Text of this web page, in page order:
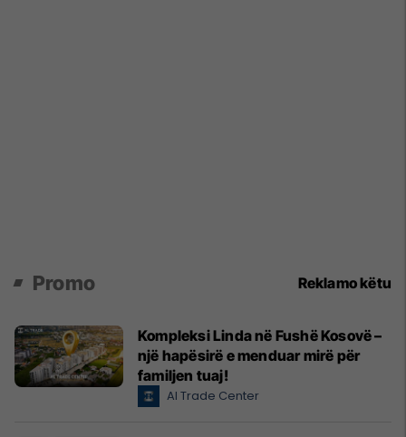
Promo Reklamo këtu
Kompleksi Linda në Fushë Kosovë –
një hapësirë e menduar mirë për
familjen tuaj!
Al Trade Center